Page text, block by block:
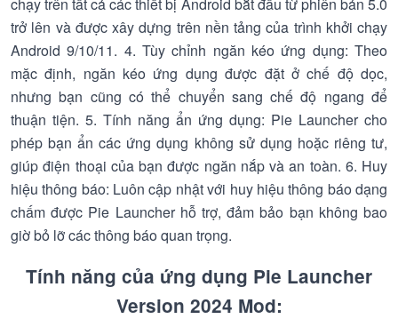
trở lên và được xây dựng trên nền tảng của trình khởi chạy
Android 9/10/11. 4. Tùy chỉnh ngăn kéo ứng dụng: Theo
mặc định, ngăn kéo ứng dụng được đặt ở chế độ dọc,
nhưng bạn cũng có thể chuyển sang chế độ ngang để
thuận tiện. 5. Tính năng ẩn ứng dụng: Pie Launcher cho
phép bạn ẩn các ứng dụng không sử dụng hoặc riêng tư,
giúp điện thoại của bạn được ngăn nắp và an toàn. 6. Huy
hiệu thông báo: Luôn cập nhật với huy hiệu thông báo dạng
chấm được Pie Launcher hỗ trợ, đảm bảo bạn không bao
giờ bỏ lỡ các thông báo quan trọng.
Tính năng của ứng dụng Pie Launcher
Version 2024 Mod: